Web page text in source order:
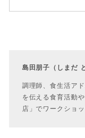
島田朋子 （しまだ
調理師、食生活ア
を伝える食育活動
店」でワークショ